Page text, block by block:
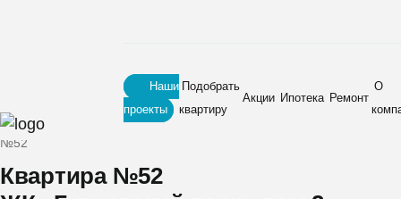
Наши
проекты
Подобрать
квартиру
Акции Ипотека Ремонт
О
Главная Новостройки•ЖК «Гурьевский парк» дом 2
№52
Квартира №52